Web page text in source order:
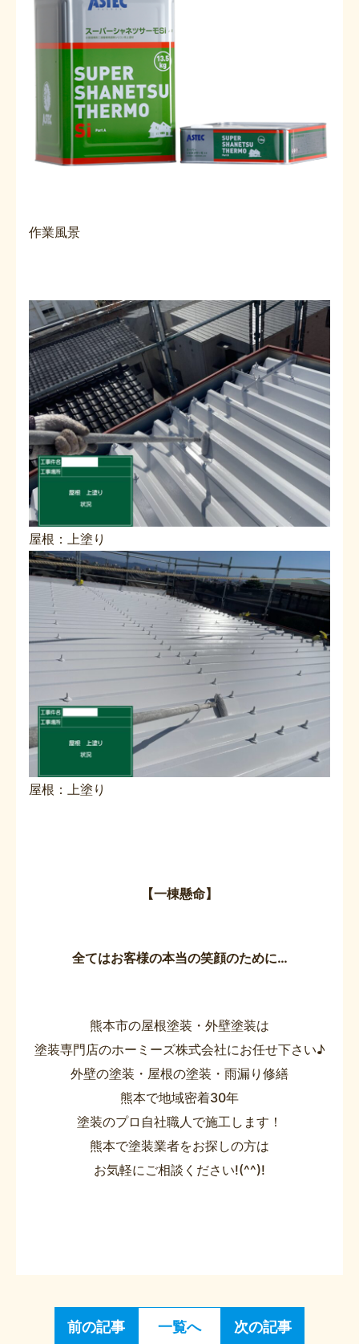
作業風景
屋根：上塗り
屋根：上塗り
【一棟懸命】
全てはお客様の本当の笑顔のために…
熊本市の屋根塗装・外壁塗装は
塗装専門店のホーミーズ株式会社にお任せ下さい♪
外壁の塗装・屋根の塗装・雨漏り修繕
熊本で地域密着30年
塗装のプロ自社職人で施工します！
熊本で塗装業者をお探しの方は
お気軽にご相談ください!(^^)!
前の記事 一覧へ 次の記事